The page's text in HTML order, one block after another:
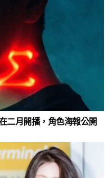
二月開播，角色海報公開